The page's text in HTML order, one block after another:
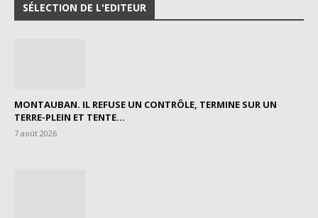
SÉLECTION DE L'EDITEUR
MONTAUBAN. IL REFUSE UN CONTRÔLE, TERMINE SUR UN
TERRE-PLEIN ET TENTE...
7 août 2026